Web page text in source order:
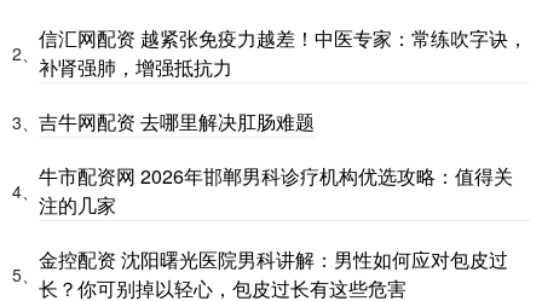
2、
信汇网配资 越紧张免疫力越差！中医专家：常练吹字诀，
补肾强肺，增强抵抗力
3、 吉牛网配资 去哪里解决肛肠难题
4、
牛市配资网 2026年邯郸男科诊疗机构优选攻略：值得关
注的几家
5、
金控配资 沈阳曙光医院男科讲解：男性如何应对包皮过
长？你可别掉以轻心，包皮过长有这些危害